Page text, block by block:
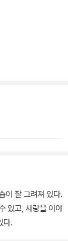
오래 전부터 성
본에서도 ‘어린
로 꼽힐 만큼 오랫
자 평론가인 우
르코는 그림을 대
주지 못하고, 칼
이상한 수위 아
이 잘 그려져 있다.
있고, 사랑을 이야
다.